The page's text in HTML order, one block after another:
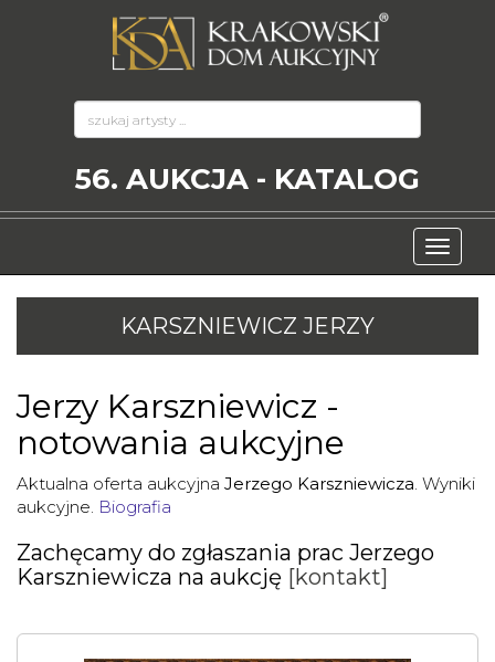
56. AUKCJA - KATALOG
KARSZNIEWICZ JERZY
Jerzy Karszniewicz -
notowania aukcyjne
Aktualna oferta aukcyjna Jerzego Karszniewicza. Wyniki
aukcyjne. Biografia
Zachęcamy do zgłaszania prac Jerzego
Karszniewicza na aukcję [kontakt]